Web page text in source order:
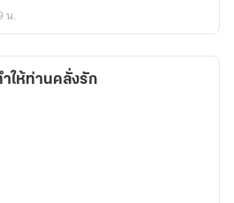
น.
ำให้ท่านคลั่งรัก